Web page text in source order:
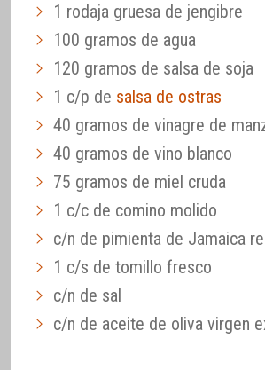
1 rodaja gruesa de jengibre
100 gramos de agua
120 gramos de salsa de soja
1 c/p de salsa de ostras
40 gramos de vinagre de
40 gramos de vino blanco
75 gramos de miel cruda
1 c/c de comino molido
c/n de pimienta de Jamaica
1 c/s de tomillo fresco
c/n de sal
c/n de aceite de oliva virgen